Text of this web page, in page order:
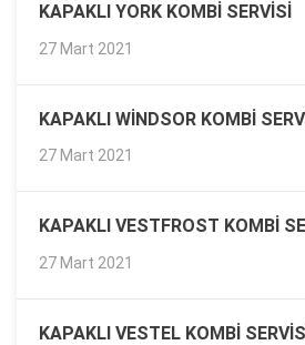
KAPAKLI YORK KOMBI SERVISI
27 Mart 2021
KAPAKLI WINDSOR KOMBI
27 Mart 2021
KAPAKLI VESTFROST KOMBI
27 Mart 2021
KAPAKLI VESTEL KOMBI